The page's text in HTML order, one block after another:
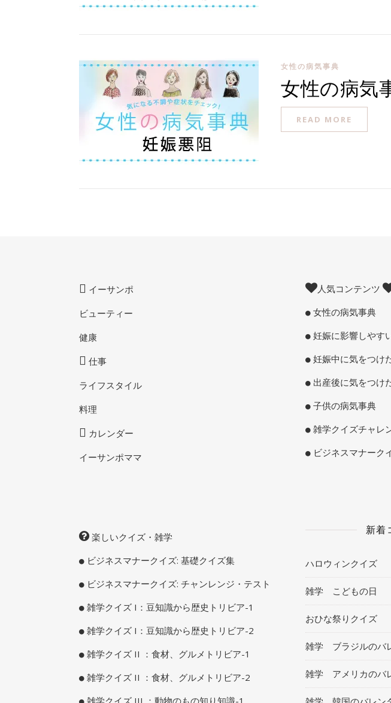
女性の病気事典
女性の病気
READ MORE
イーサンポ
ビューティー
健康
仕事
ライフスタイル
料理
カレンダー
イーサンポママ
人気コンテンツ
女性の病気事典
妊娠に影響しやす
妊娠中に気をつけ
出産後に気をつけ
子供の病気事典
雑学クイズチャレ
ビジネスマナーク
楽しいクイズ・雑学
ビジネスマナークイズ: 基礎クイズ集
ビジネスマナークイズ: チャンレンジ・テスト
雑学クイズ I：豆知識から歴史トリビア-1
雑学クイズ I：豆知識から歴史トリビア-2
雑学クイズ II ：食材、グルメトリビア-1
雑学クイズ II ：食材、グルメトリビア-2
雑学クイズ III ：動物のもの知り知識-1
新着
ハロウィンクイズ
雑学 こどもの日
おひな祭りクイズ
雑学 ブラジルのバ
雑学 アメリカのバ